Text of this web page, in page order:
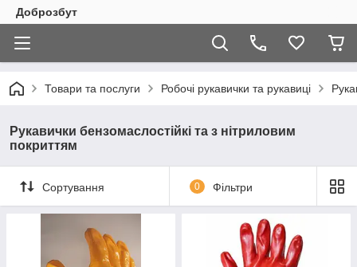
Доброзбут
Товари та послуги Робочі рукавички та рукавиці
Рукавички бензомаслостійкі та з нітриловим
покриттям
Сортування 0 Фільтри